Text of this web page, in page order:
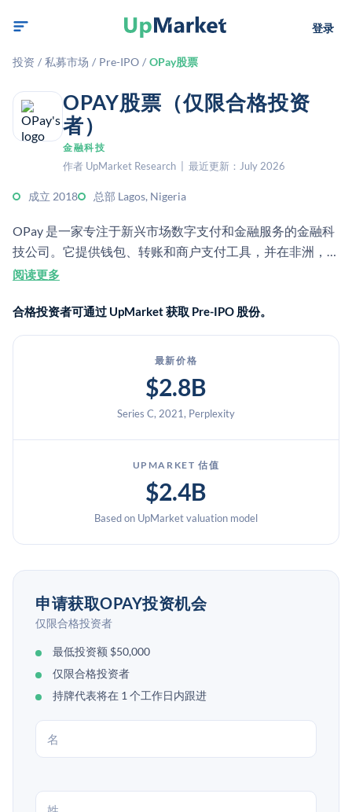
登录
投资 / 私募市场 / Pre-IPO / OPay股票
OPAY股票（仅限合格投资
者）
金融科技
作者 UpMarket Research | 最近更新：July 2026
成立 2018 总部 Lagos, Nigeria
OPay 是一家专注于新兴市场数字支付和金融服务的金融科
技公司。它提供钱包、转账和商户支付工具，并在非洲，尤
其是尼日利亚，拥有强大的业务存在。
阅读更多
合格投资者可通过 UpMarket 获取 Pre-IPO 股份。
最新价格
$2.8B
Series C, 2021, Perplexity
UPMARKET 估值
$2.4B
Based on UpMarket valuation model
申请获取OPAY投资机会
仅限合格投资者
最低投资额 $50,000
仅限合格投资者
持牌代表将在 1 个工作日内跟进